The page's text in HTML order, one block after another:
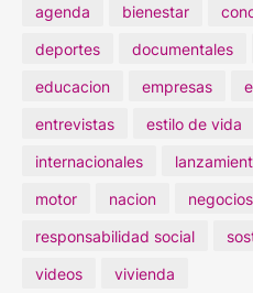
agenda
bienestar
deportes
documentales
educacion
empresas
entrevistas
estilo de vida
internacionales
motor
nacion negocios
responsabilidad social
videos
vivienda